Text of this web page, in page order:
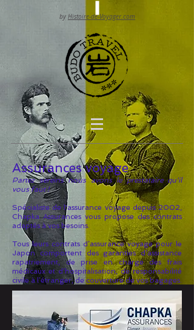
by Histoire-de-Voyager.com
Assurances voyage
Partez sereins nous avons le prestataire qu'il
vous faut !
Spécialiste de l'assurance voyage depuis 2002,
Chapka Assurances vous propose des contrats
adaptés à vos besoins.
Tous leurs contrats d’assurance voyage pour le
Japon comportent des garanties d’assistance
rapatriement, de prise en charge des frais
médicaux et d’hospitalisation, de responsabilité
civile à l’étranger, de couverture de vos bagages.